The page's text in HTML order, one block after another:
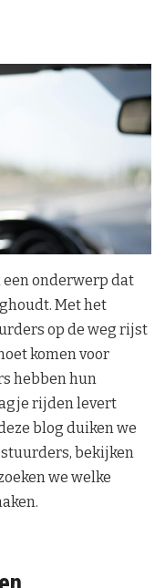
onderwerp dat
Met het
op de weg rijst
komen voor
hebben hun
rijden levert
blog duiken we
bekijken
we welke